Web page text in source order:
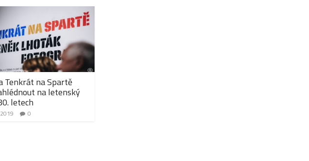
Tenkrát na Spartě
na letenský
letech
0